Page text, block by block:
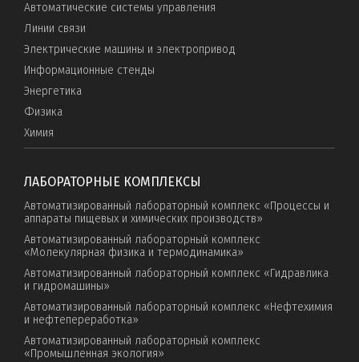
Автоматические системы управления
Линии связи
Электрические машины и электропривод
Информационные стенды
Энергетика
Физика
Химия
ЛАБОРАТОРНЫЕ КОМПЛЕКСЫ
Автоматизированный лабораторный комплекс «Процессы и
аппараты пищевых и химических производств»
Автоматизированный лабораторный комплекс
«Молекулярная физика и термодинамика»
Автоматизированный лабораторный комплекс «Гидравлика
и гидромашины»
Автоматизированный лабораторный комплекс «Нефтехимия
и нефтепереработка»
Автоматизированный лабораторный комплекс
«Промышленная экология»